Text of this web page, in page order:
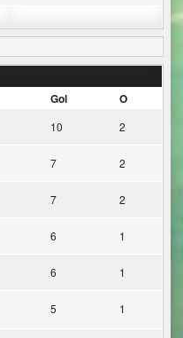
Gol O
10 2
7 2
7 2
6 1
6 1
5 1